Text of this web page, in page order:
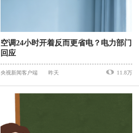
空调24小时开着反而更省电？电力部门
回应
央视新闻客户端 昨天 11.8万